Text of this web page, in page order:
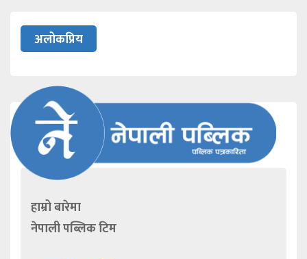
अलोकप्रिय
हाम्रो बारेमा
नेपाली पब्लिक टिम